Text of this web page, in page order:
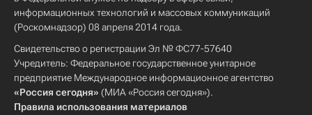
информационных технологий и массовых коммуникаций
(Роскомнадзор) 08 апреля 2014 года.
Свидетельство о регистрации Эл № ФС77-57640
Учредитель: Федеральное государственное унитарное
предприятие Международное информационное агентство
«Россия сегодня» (МИА «Россия сегодня»).
Правила использования материалов